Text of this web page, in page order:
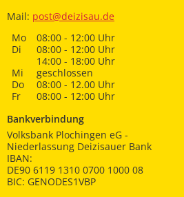
Mail: post@deizisau.de
Mo
08:00 - 12:00 Uhr
Di
08:00 - 12:00 Uhr
14:00 - 18:00 Uhr
Mi
geschlossen
Do
08:00 - 12.00 Uhr
Fr
08:00 - 12:00 Uhr
Bankverbindung
Volksbank Plochingen eG -
Niederlassung Deizisauer Bank
IBAN:
DE90 6119 1310 0700 1000 08
BIC: GENODES1VBP